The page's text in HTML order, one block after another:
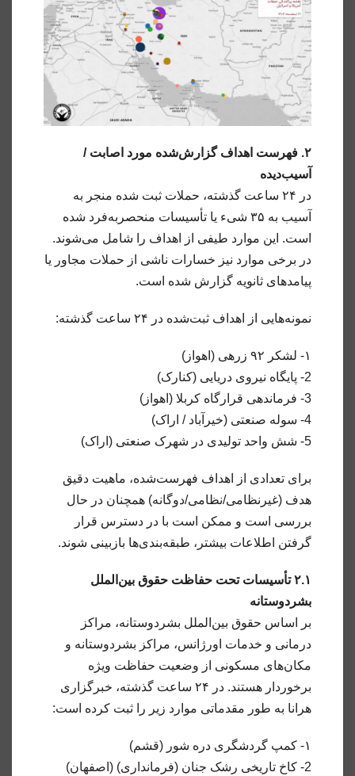
۲. فهرست اهداف گزارش‌شده مورد اصابت /
آسیب‌دیده
در ۲۴ ساعت گذشته، حملات ثبت شده منجر به
آسیب به ۳۵ شیء یا تأسیسات منحصربه‌فرد شده
است. این موارد طیفی از اهداف را شامل می‌شوند.
در برخی موارد نیز خسارات ناشی از حملات مجاور یا
پیامدهای ثانویه گزارش شده است.
نمونه‌هایی از اهداف ثبت‌شده در ۲۴ ساعت گذشته:
۱- لشکر ۹۲ زرهی (اهواز)
2- پایگاه نیروی دریایی (کنارک)
3- فرماندهی قرارگاه کربلا (اهواز)
4- سوله صنعتی (خیرآباد / اراک)
5- شش واحد تولیدی در شهرک صنعتی (اراک)
برای تعدادی از اهداف فهرست‌شده، ماهیت دقیق
هدف (غیرنظامی/نظامی/دوگانه) همچنان در حال
بررسی است و ممکن است با در دسترس قرار
گرفتن اطلاعات بیشتر، طبقه‌بندی‌ها بازبینی شوند.
۲.۱ تأسیسات تحت حفاظت حقوق بین‌الملل
بشردوستانه
بر اساس حقوق بین‌الملل بشردوستانه، مراکز
درمانی و خدمات اورژانس، مراکز بشردوستانه و
مکان‌های مسکونی از وضعیت حفاظت ویژه
برخوردار هستند. در ۲۴ ساعت گذشته، خبرگزاری
هرانا به طور مقدماتی موارد زیر را ثبت کرده است:
۱- کمپ گردشگری دره شور (قشم)
2- کاخ تاریخی رشک جنان (فرمانداری) (اصفهان)